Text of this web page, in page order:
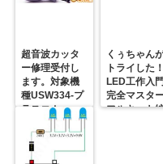
超音波カッタ
ー修理受付し
ます。対象機
種USW334-プ
ラスコム-
R31GONTA
くぅちゃん
トライした！
LED工作入門
完全マスタ
フルキット